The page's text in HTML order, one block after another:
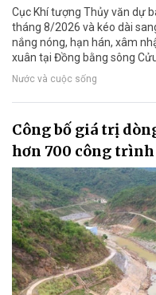
Cục Khí tượng Thủy văn dự
tháng 8/2026 và kéo dài
nắng nóng, hạn hán, xâm
xuân tại Đồng bằng sông
Nước và cuộc sống
Công bố giá trị
hơn 700 công